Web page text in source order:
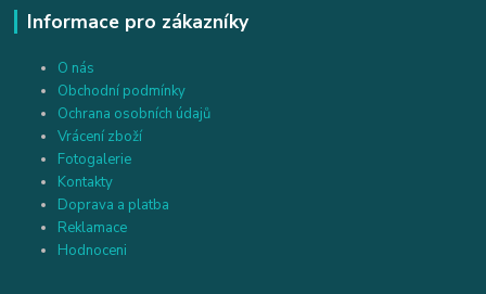
Informace pro zákazníky
O nás
Obchodní podmínky
Ochrana osobních údajů
Vrácení zboží
Fotogalerie
Kontakty
Doprava a platba
Reklamace
Hodnoceni